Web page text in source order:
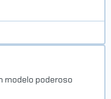
modelo poderoso